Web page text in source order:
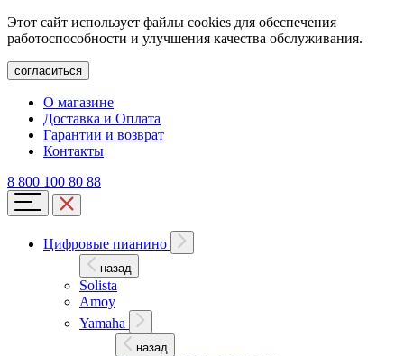
Этот сайт использует файлы cookies для обеспечения
работоспособности и улучшения качества обслуживания.
согласиться
О магазине
Доставка и Оплата
Гарантии и возврат
Контакты
8 800 100 80 88
Цифровые пианино
назад
Solista
Amoy
Yamaha
назад